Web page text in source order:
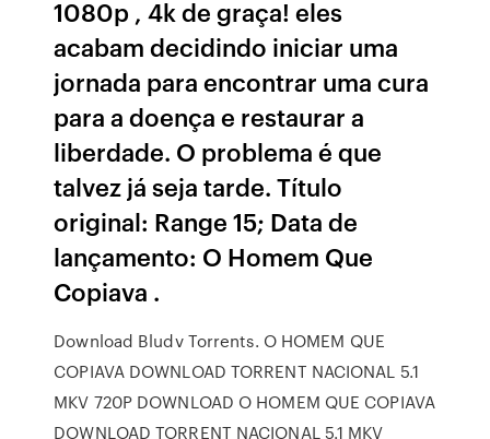
1080p , 4k de graça! eles
acabam decidindo iniciar uma
jornada para encontrar uma cura
para a doença e restaurar a
liberdade. O problema é que
talvez já seja tarde. Título
original: Range 15; Data de
lançamento: O Homem Que
Copiava .
Download Bludv Torrents. O HOMEM QUE
COPIAVA DOWNLOAD TORRENT NACIONAL 5.1
MKV 720P DOWNLOAD O HOMEM QUE COPIAVA
DOWNLOAD TORRENT NACIONAL 5.1 MKV